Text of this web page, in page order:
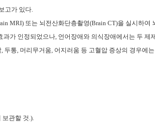
고가 있다
MRI) 또는 뇌전산화단층촬영(Brain CT)을 실시하여
과가 인정되었으나 언어장애와 의식장애에서는 두 제
두통 머리무거움 어지러움 등 고혈압 증상의 경우에
보관할 것 .).